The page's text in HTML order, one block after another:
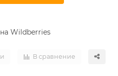
Wildberries
В сравнение